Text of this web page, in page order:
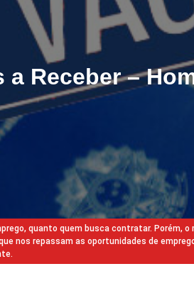
Receber –
quanto quem busca contratar. Porém,
nos repassam as oportunidades de